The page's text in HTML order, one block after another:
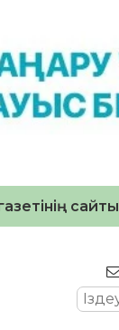
сайты